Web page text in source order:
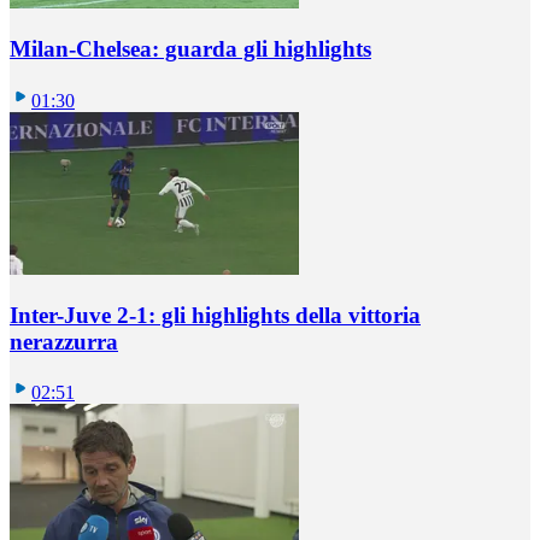
Milan-Chelsea: guarda gli highlights
01:30
Inter-Juve 2-1: gli highlights della vittoria
nerazzurra
02:51